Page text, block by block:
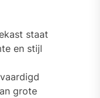
staat
en stijl
grote